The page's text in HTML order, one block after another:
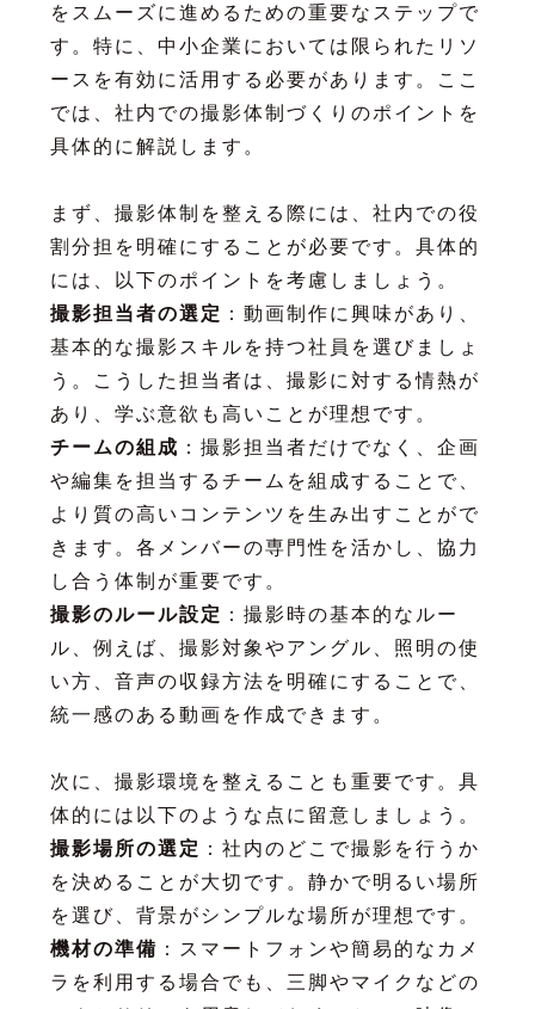
をスムーズに進めるための重要なステップで
す。特に、中小企業においては限られたリソ
ースを有効に活用する必要があります。ここ
では、社内での撮影体制づくりのポイントを
具体的に解説します。
まず、撮影体制を整える際には、社内での役
割分担を明確にすることが必要です。具体的
には、以下のポイントを考慮しましょう。
撮影担当者の選定 ：動画制作に興味があり、
基本的な撮影スキルを持つ社員を選びましょ
う。こうした担当者は、撮影に対する情熱が
あり、学ぶ意欲も高いことが理想です。
チームの組成 ：撮影担当者だけでなく、企画
や編集を担当するチームを組成することで、
より質の高いコンテンツを生み出すことがで
きます。各メンバーの専門性を活かし、協力
し合う体制が重要です。
撮影のルール設定 ：撮影時の基本的なルー
ル、例えば、撮影対象やアングル、照明の使
い方、音声の収録方法を明確にすることで、
統一感のある動画を作成できます。
次に、撮影環境を整えることも重要です。具
体的には以下のような点に留意しましょう。
撮影場所の選定 ：社内のどこで撮影を行うか
を決めることが大切です。静かで明るい場所
を選び、背景がシンプルな場所が理想です。
機材の準備 ：スマートフォンや簡易的なカメ
ラを利用する場合でも、三脚やマイクなどの